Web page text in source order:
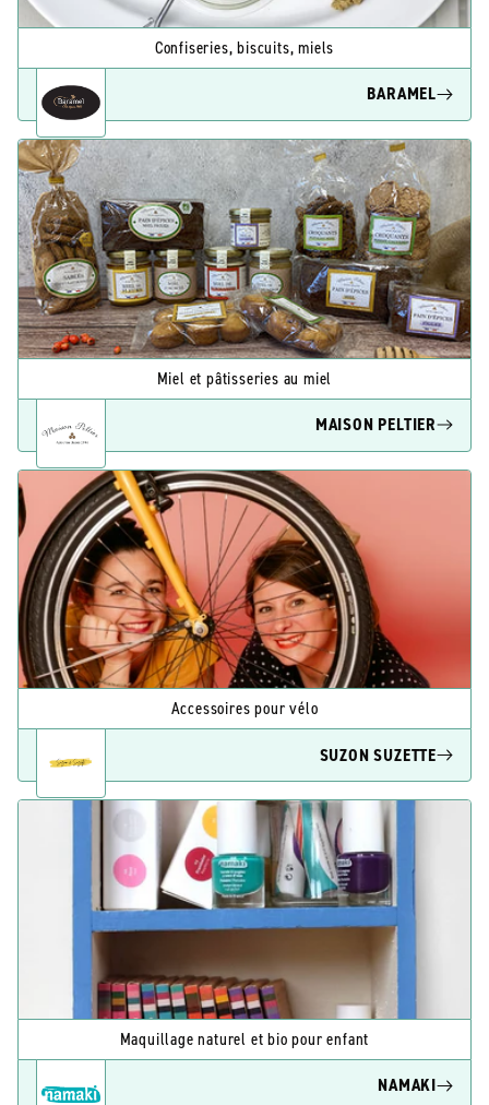
Confiseries, biscuits, miels
BARAMEL
Miel et pâtisseries au miel
MAISON PELTIER
Accessoires pour vélo
SUZON SUZETTE
Maquillage naturel et bio pour enfant
NAMAKI